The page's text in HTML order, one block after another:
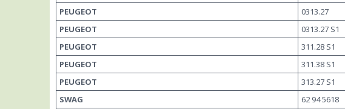
PEUGEOT
0313.27
PEUGEOT
0313.27 S1
PEUGEOT
311.28 S1
PEUGEOT
311.38 S1
PEUGEOT
313.27 S1
SWAG
62 94 5618